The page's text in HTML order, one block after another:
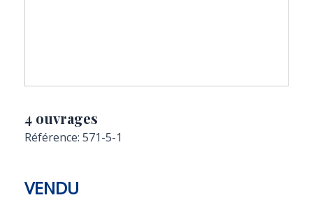
4 ouvrages
Référence: 571-5-1
VENDU